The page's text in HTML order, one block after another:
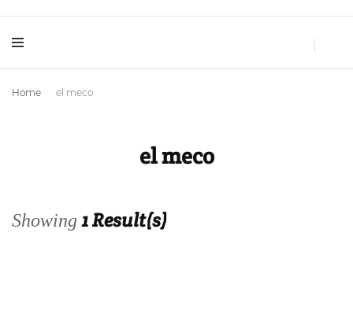
Huellas de Sal
Home el meco
el meco
Showing1 Result(s)